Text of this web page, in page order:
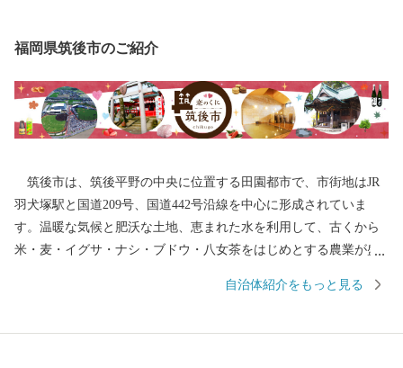
福岡県筑後市のご紹介
筑後市は、筑後平野の中央に位置する田園都市で、市街地はJR
羽犬塚駅と国道209号、国道442号沿線を中心に形成されていま
す。温暖な気候と肥沃な土地、恵まれた水を利用して、古くから
米・麦・イグサ・ナシ・ブドウ・八女茶をはじめとする農業が盛
致にも力を入れ、たくさんの製造業企業が立地しています。 平
自治体紹介をもっと見る